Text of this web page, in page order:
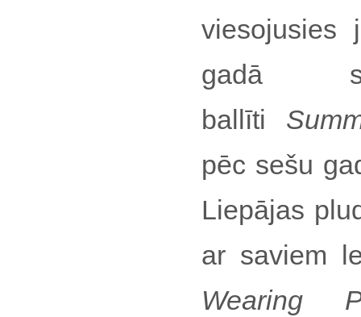
viesojusies
gadā
ballīti
pēc sešu
Liepājas
ar saviem
Wearing